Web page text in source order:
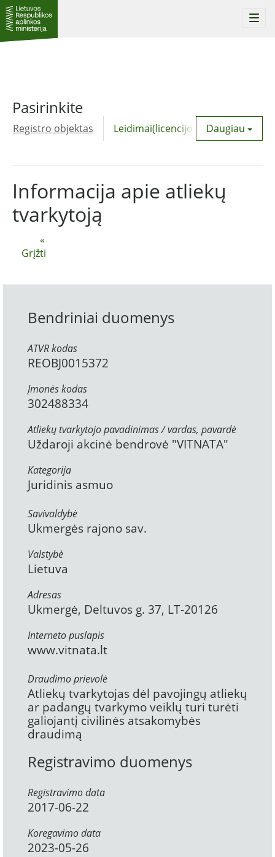
Pasirinkite
Registro objektas Leidimai(licencijos) Daugiau
«
Grįžti
Informacija apie atliekų
tvarkytoją
Bendriniai duomenys
ATVR kodas
REOBJ0015372
Įmonės kodas
302488334
Atliekų tvarkytojo pavadinimas / vardas, pavardė
Uždaroji akcinė bendrovė "VITNATA"
Kategorija
Juridinis asmuo
Savivaldybė
Ukmergės rajono sav.
Valstybė
Lietuva
Adresas
Ukmergė, Deltuvos g. 37, LT-20126
Interneto puslapis
www.vitnata.lt
Draudimo prievolė
Atliekų tvarkytojas dėl pavojingų atliekų
ar padangų tvarkymo veiklų turi turėti
galiojantį civilinės atsakomybės
draudimą
Registravimo duomenys
Registravimo data
2017-06-22
Koregavimo data
2023-05-26